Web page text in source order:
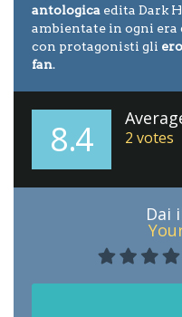
antologica edita Dark
ambientate in ogni era
con protagonisti gli
fan.
8.4 2 votes
Dai